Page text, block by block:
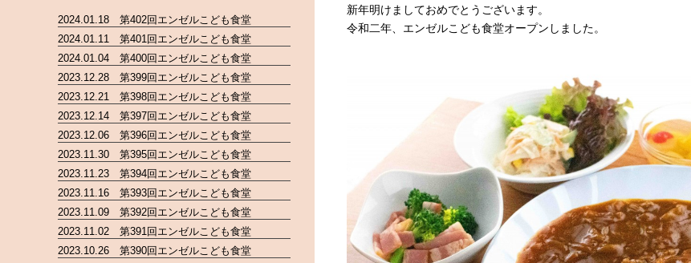
新年明けましておめでとうございます。
令和二年、エンゼルこども食堂オープンしました。
2024.01.18 第402回エンゼルこども食堂
2024.01.11 第401回エンゼルこども食堂
2024.01.04 第400回エンゼルこども食堂
2023.12.28 第399回エンゼルこども食堂
2023.12.21 第398回エンゼルこども食堂
2023.12.14 第397回エンゼルこども食堂
2023.12.06 第396回エンゼルこども食堂
2023.11.30 第395回エンゼルこども食堂
2023.11.23 第394回エンゼルこども食堂
2023.11.16 第393回エンゼルこども食堂
2023.11.09 第392回エンゼルこども食堂
2023.11.02 第391回エンゼルこども食堂
2023.10.26 第390回エンゼルこども食堂